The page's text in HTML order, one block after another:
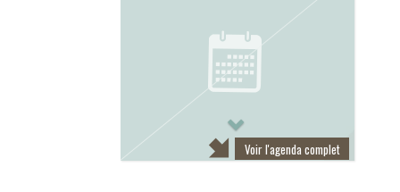
Voir l'agenda complet